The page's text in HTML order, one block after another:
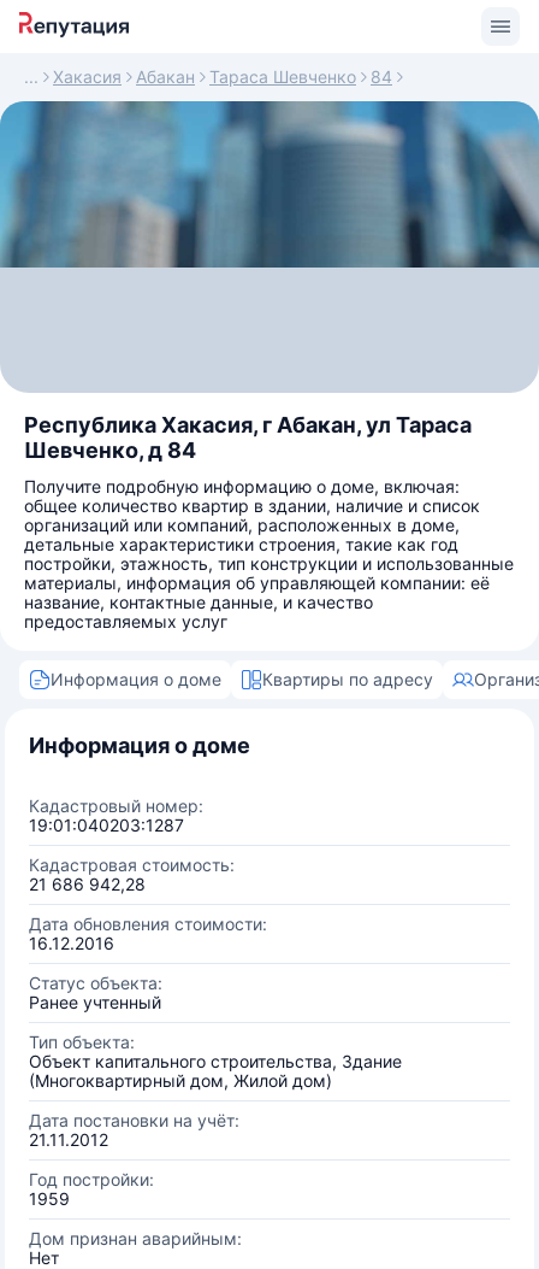
Хакасия Абакан Тараса Шевченко 84
Республика Хакасия, г Абакан, ул Тараса
Шевченко, д 84
Получите подробную информацию о доме, включая:
общее количество квартир в здании, наличие и список
организаций или компаний, расположенных в доме,
детальные характеристики строения, такие как год
постройки, этажность, тип конструкции и использованные
материалы, информация об управляющей компании: её
название, контактные данные, и качество
предоставляемых услуг
Информация о доме Квартиры по адресу
Информация о доме
Кадастровый номер:
19:01:040203:1287
Кадастровая стоимость:
21 686 942,28
Дата обновления стоимости:
16.12.2016
Статус объекта:
Ранее учтенный
Тип объекта:
Объект капитального строительства, Здание
(Многоквартирный дом, Жилой дом)
Дата постановки на учёт:
21.11.2012
Год постройки:
1959
Дом признан аварийным:
Нет